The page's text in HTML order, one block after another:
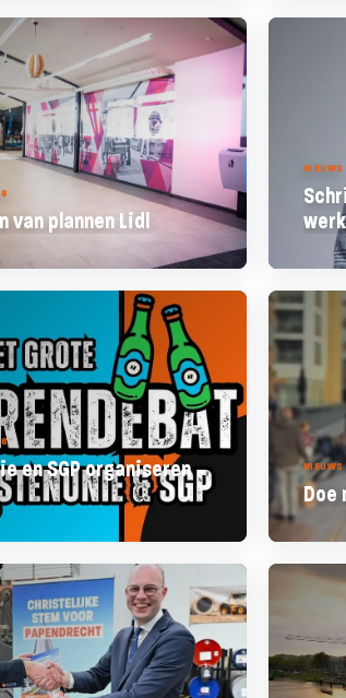
van plannen Lidl
en SGP organiseren
Doe